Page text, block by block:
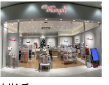
（BLANC basque）、カーキ
（KHA:KI）、ケレン（KELEN）、ラ
プレ（RaPPELER）、ルシェルドハ
リス(le ciel deHARRISS)、トランジ
ットパーサッチ(TRANSIT PAR-
SUCH)、スタンプアンドダイアリー
(STAMP AND DIARY)、ユティリテ
(Utilite)、インディマーク
(INDIMARK)、イェン(YENN)、シニヨ
にモダンなツイストを加えた、遊び
心と上品さが特徴です。